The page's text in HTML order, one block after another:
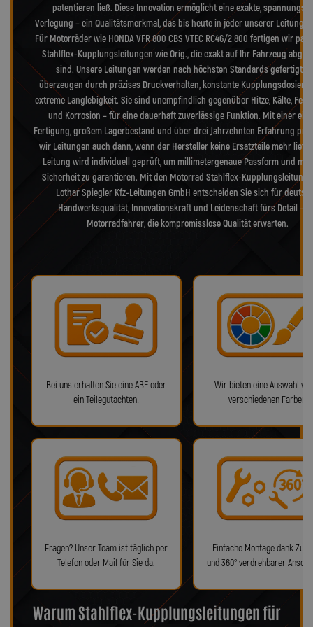
patentieren ließ. Diese Innovation ermöglicht eine exakte,
Verlegung – ein Qualitätsmerkmal, das bis heute in jeder unserer
Für Motorräder wie HONDA VFR 800 CBS VTEC RC46/2 800 fertigen wir
Stahlflex-Kupplungsleitungen wie Orig., die exakt auf Ihr Fahrzeug
sind. Unsere Leitungen werden nach höchsten Standards gefertigt
überzeugen durch präzises Druckverhalten, konstante
extreme Langlebigkeit. Sie sind unempfindlich gegenüber Hitze, Kälte,
und Korrosion – für eine dauerhaft zuverlässige Funktion. Mit einer
Fertigung, großem Lagerbestand und über drei Jahrzehnten Erfahrung
wir Leitungen auch dann, wenn der Hersteller keine Ersatzteile mehr
Leitung wird individuell geprüft, um millimetergenaue Passform und
Sicherheit zu garantieren. Mit den Motorrad Stahlflex-
Lothar Spiegler Kfz-Leitungen GmbH entscheiden Sie sich für
Handwerksqualität, Innovationskraft und Leidenschaft fürs Detail –
Motorradfahrer, die kompromisslose Qualität erwarten.
Bei uns erhalten Sie eine ABE oder
ein Teilegutachten!
Wir bieten eine Auswahl
verschiedenen Farben!
Fragen? Unser Team ist täglich per
Telefon oder Mail für Sie da.
Einfache Montage dank
und 360° verdrehbarer
Warum Stahlflex-Kupplungsleitungen für